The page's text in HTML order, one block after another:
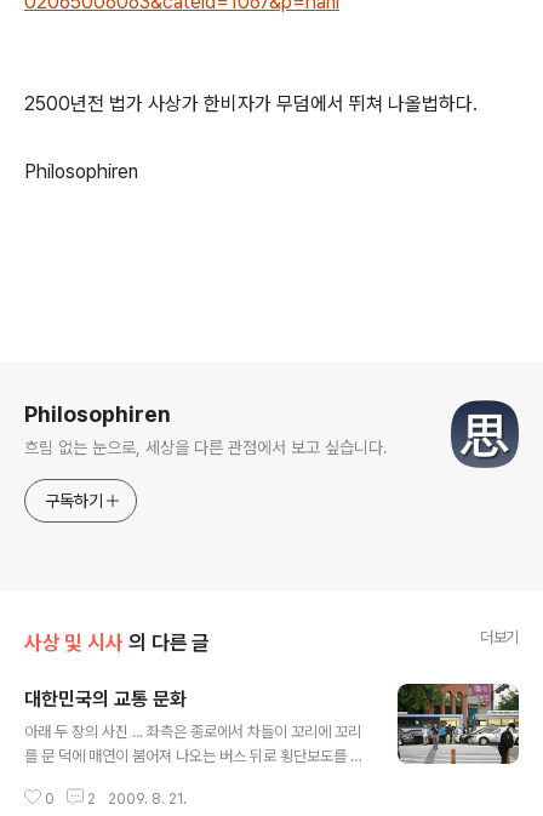
2500년전 법가 사상가 한비자가 무덤에서 뛰쳐 나올법하다.
Philosophiren
Philosophiren
흐림 없는 눈으로, 세상을 다른 관점에서 보고 싶습니다.
구독하기
사상 및 시사 의 다른 글 더보기
대한민국의 교통 문화
아래 두 장의 사진 ... 좌측은 종로에서 차들이 꼬리에 꼬리
를 문 덕에 매연이 붐어져 나오는 버스 뒤로 횡단보도를 건
문화를 볼 때마다 자꾸 태국이 떠오르는 것은... 어쩔 수가
0 2 2009. 8. 21.